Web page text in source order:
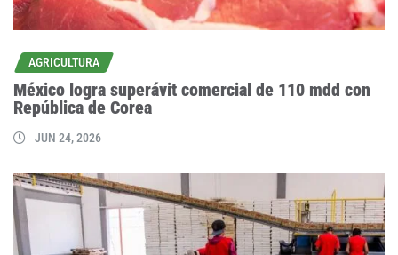
AGRICULTURA
México logra superávit comercial de 110 mdd con
República de Corea
JUN 24, 2026